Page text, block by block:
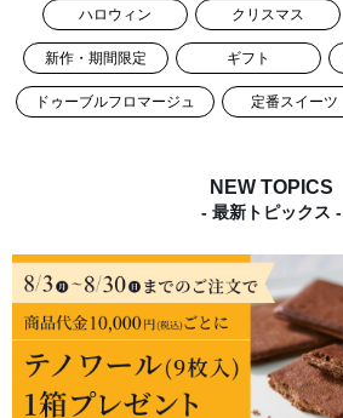
ハロウィン クリスマス
新作・期間限定 ギフト
ドゥーブルフロマージュ 定番スイーツ
NEW TOPICS
- 最新トピックス -